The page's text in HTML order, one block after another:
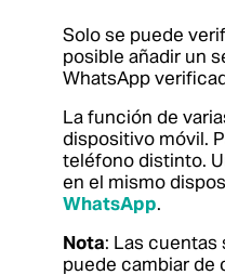
Solo se puede
posible añadir un
WhatsApp
La función de
dispositivo móvil.
teléfono distinto.
en el mismo
WhatsApp.
Nota: Las
puede cambiar de